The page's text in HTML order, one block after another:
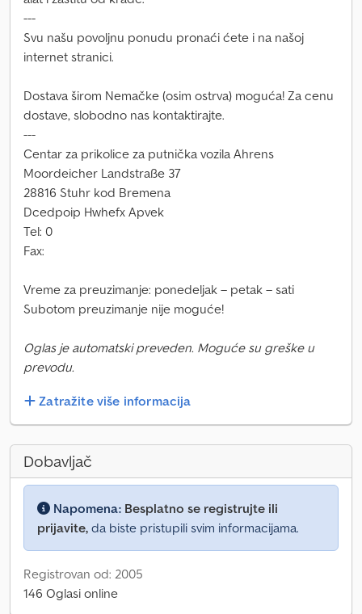
---
Svu našu povoljnu ponudu pronaći ćete i na našoj
internet stranici.
Dostava širom Nemačke (osim ostrva) moguća! Za cenu
dostave, slobodno nas kontaktirajte.
---
Centar za prikolice za putnička vozila Ahrens
Moordeicher Landstraße 37
28816 Stuhr kod Bremena
Dcedpoip Hwhefx Apvek
Tel: 0
Fax:
Vreme za preuzimanje: ponedeljak – petak – sati
Subotom preuzimanje nije moguće!
Oglas je automatski preveden. Moguće su greške u
prevodu.
Zatražite više informacija
Dobavljač
Napomena: Besplatno se registrujte ili
prijavite, da biste pristupili svim informacijama.
Registrovan od: 2005
146 Oglasi online